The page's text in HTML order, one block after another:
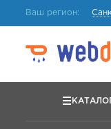
Ваш регион: